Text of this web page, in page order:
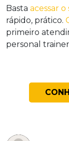
Basta acessar o
rápido, prático.
primeiro
personal